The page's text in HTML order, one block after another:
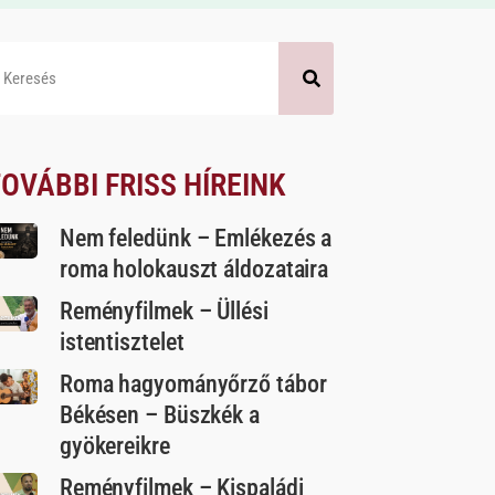
FRISS HÍREINK
Nem feledünk – Emlékezés a
roma holokauszt áldozataira
Reményfilmek – Üllési
istentisztelet
Roma hagyományőrző tábor
Békésen – Büszkék a
gyökereikre
Reményfilmek – Kispaládi